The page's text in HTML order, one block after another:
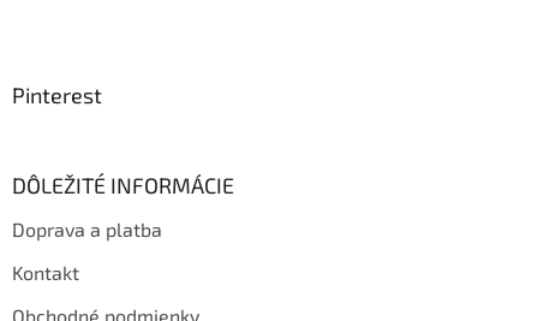
Pinterest
DÔLEŽITÉ INFORMÁCIE
Doprava a platba
Kontakt
Obchodné podmienky